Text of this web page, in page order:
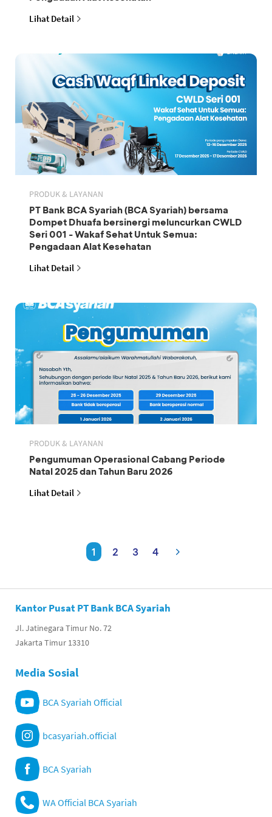
Lihat Detail
PRODUK & LAYANAN
PT Bank BCA Syariah (BCA Syariah) bersama
Dompet Dhuafa bersinergi meluncurkan CWLD
Seri 001 - Wakaf Sehat Untuk Semua:
Pengadaan Alat Kesehatan
Lihat Detail
PRODUK & LAYANAN
Pengumuman Operasional Cabang Periode
Natal 2025 dan Tahun Baru 2026
Lihat Detail
1 2 3 4
Kantor Pusat PT Bank BCA Syariah
Jl. Jatinegara Timur No. 72
Jakarta Timur 13310
Media Sosial
BCA Syariah Official
bcasyariah.official
BCA Syariah
WA Official BCA Syariah